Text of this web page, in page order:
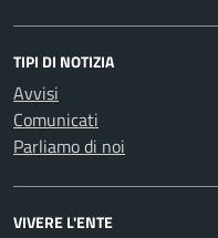
TIPI DI NOTIZIA
Avvisi
Comunicati
Parliamo di noi
VIVERE L'ENTE